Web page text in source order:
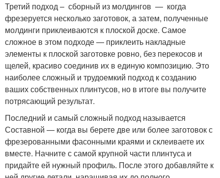
Третий подход – сборный из молдингов — когда
фрезеруется несколько заготовок, а затем, полученные
молдинги приклеиваются к плоской доске. Самое
сложное в этом подходе — приклеить накладные
элементы к плоской заготовке ровно, без перекосов и
щелей, красиво соединив их в единую композицию. Это
наиболее сложный и трудоемкий подход к созданию
ваших собственных плинтусов, но в итоге вы получите
потрясающий результат.
Последний и самый сложный подход называется
Составной — когда вы берете две или более заготовок с
фрезерованными фасонными краями и склеиваете их
вместе. Начните с самой крупной части плинтуса и
придайте ей нужный профиль. После этого добавляйте к